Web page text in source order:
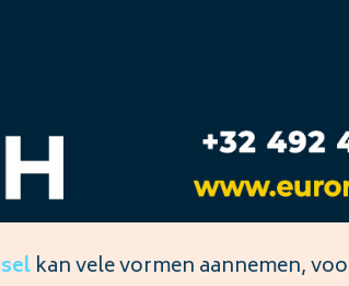
kan vele vormen aannemen,